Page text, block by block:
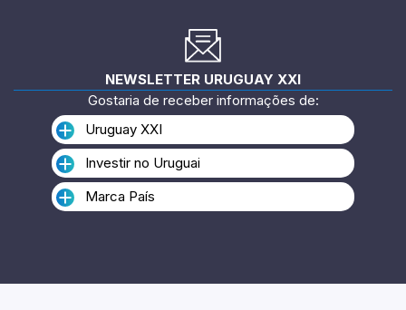
NEWSLETTER URUGUAY XXI
Gostaria de receber informações de:
Uruguay XXI
Investir no Uruguai
Marca País